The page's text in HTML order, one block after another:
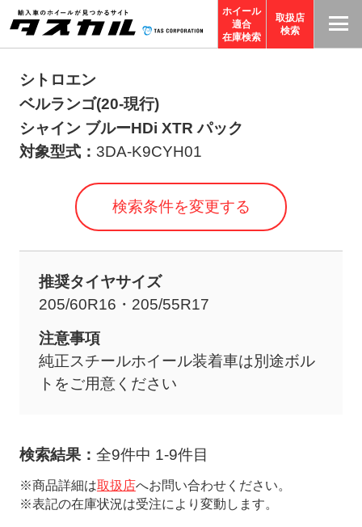
ホイール
適合
在庫検索
取扱店
検索
シトロエン
ベルランゴ(20-現行)
シャイン ブルーHDi XTR パック
対象型式： 3DA-K9CYH01
検索条件を変更する
推奨タイヤサイズ
205/60R16・205/55R17
注意事項
純正スチールホイール装着車は別途ボル
トをご用意ください
検索結果： 全9件中 1-9件目
※商品詳細は取扱店へお問い合わせください。
※表記の在庫状況は受注により変動します。
T